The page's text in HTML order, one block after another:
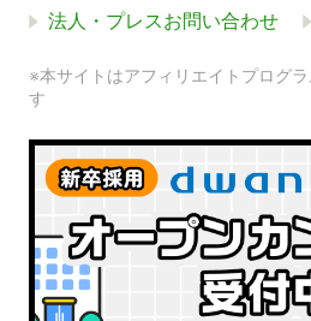
法人・プレスお問い合わせ
※本サイトはアフィリエイトプログ
す